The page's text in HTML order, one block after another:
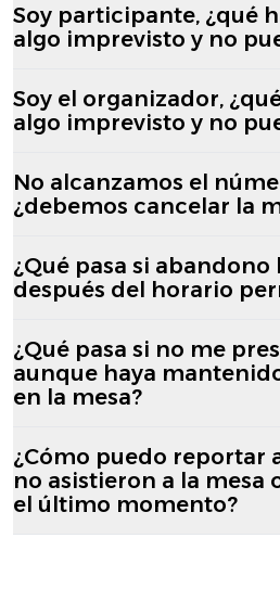
Soy participante, ¿qué
algo imprevisto y no
Soy el organizador,
algo imprevisto y no
No alcanzamos el
¿debemos cancelar la
¿Qué pasa si abandono
después del horario
¿Qué pasa si no me
aunque haya
en la mesa?
¿Cómo puedo reportar
no asistieron a la mesa
el último momento?